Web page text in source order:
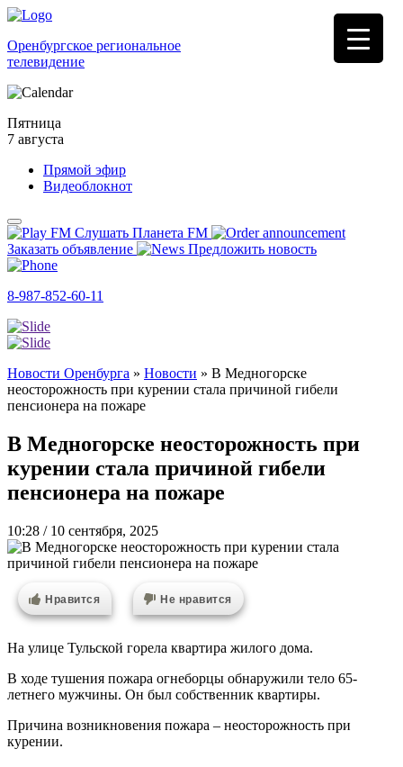
Оренбургское региональное
телевидение
Пятница
7 августа
Прямой эфир
Видеоблокнот
Слушать Планета FM
Заказать объявление
Предложить новость
8-987-852-60-11
Новости Оренбурга » Новости » В Медногорске
неосторожность при курении стала причиной гибели
пенсионера на пожаре
В Медногорске неосторожность при
курении стала причиной гибели
пенсионера на пожаре
10:28 / 10 сентября, 2025
Нравится Не нравится
На улице Тульской горела квартира жилого дома.
В ходе тушения пожара огнеборцы обнаружили тело 65-
летнего мужчины. Он был собственник квартиры.
Причина возникновения пожара – неосторожность при
курении.